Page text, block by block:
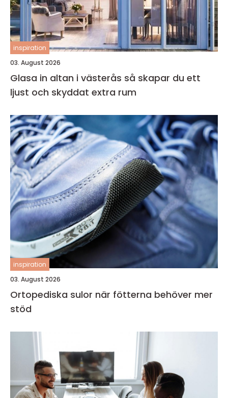
inspiration
03. August 2026
Glasa in altan i västerås så skapar du ett
ljust och skyddat extra rum
inspiration
03. August 2026
Ortopediska sulor när fötterna behöver mer
stöd